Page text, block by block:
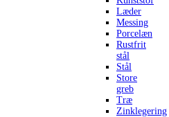
Læder
Messing
Porcelæn
Rustfrit
stål
Stål
Store
greb
Træ
Zinklegering